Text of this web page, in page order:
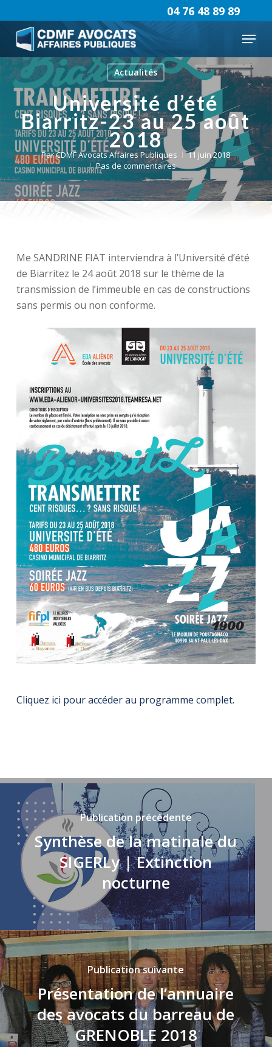
to
main
content
Menu
04 76 48 89 89
Actualités
Université d’été
Biarritz-23 au 25 août
2018
ParCDMF Avocats Affaires Publiques
11 juin 2018
Pas de commentaires
Me SANDRINE FIAT interviendra à l’Université d’été
de Biarritez le 24 août 2018 sur le thème de la
transmission de l’immeuble en cas de constructions
sans permis ou non conforme.
Cliquez ici pour accéder au programme complet.
Publication précédente
Synthèse de la matinale du
SIGERLy | Extinction
nocturne
Publication suivante
Présentation de l’annuaire
des avocats du barreau de
GRENOBLE 2018